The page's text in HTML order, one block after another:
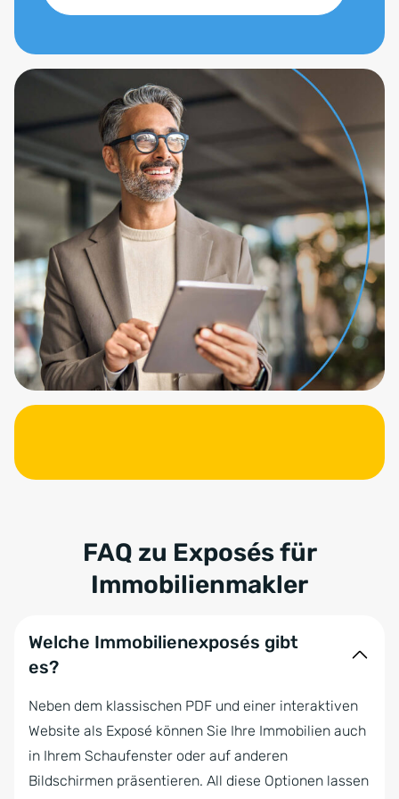
FAQ zu Exposés für
Immobilienmakler
Welche Immobilienexposés gibt
es?
Neben dem klassischen PDF und einer interaktiven
Website als Exposé können Sie Ihre Immobilien auch
in Ihrem Schaufenster oder auf anderen
Bildschirmen präsentieren. All diese Optionen lassen